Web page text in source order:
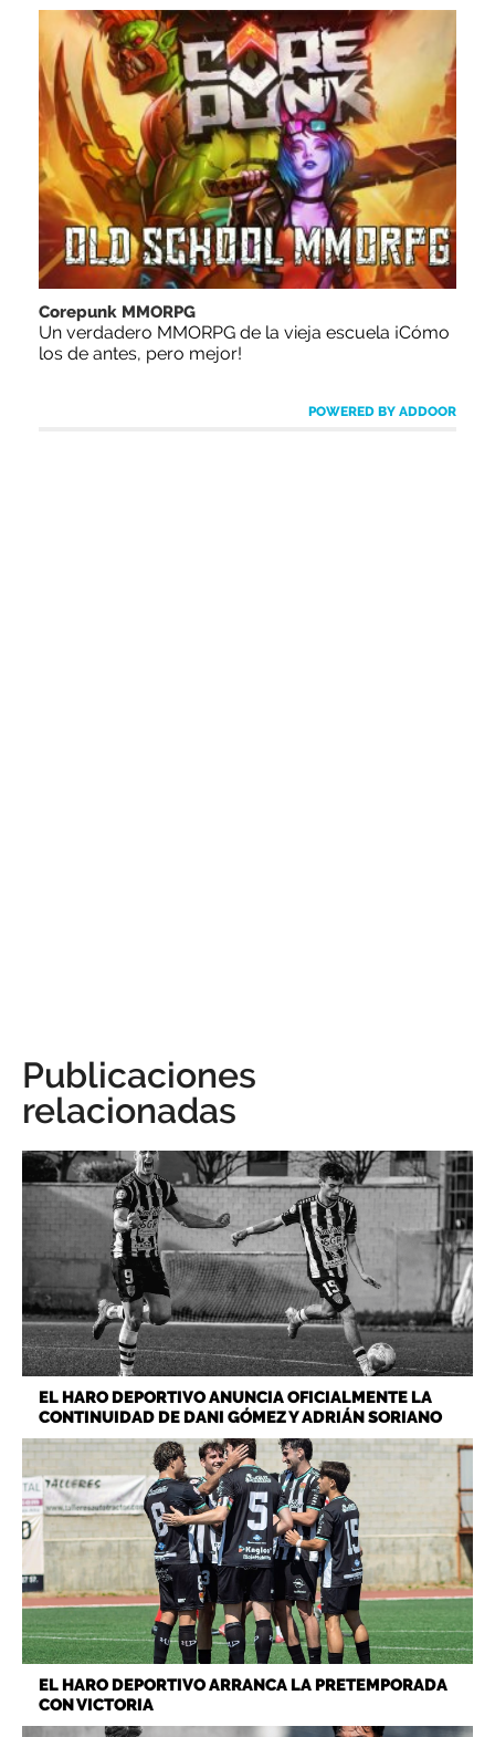
Corepunk MMORPG
Un verdadero MMORPG de la vieja escuela ¡Cómo
los de antes, pero mejor!
POWERED BY ADDOOR
Publicaciones
relacionadas
EL HARO DEPORTIVO ANUNCIA OFICIALMENTE LA
CONTINUIDAD DE DANI GÓMEZ Y ADRIÁN SORIANO
EL HARO DEPORTIVO ARRANCA LA PRETEMPORADA
CON VICTORIA